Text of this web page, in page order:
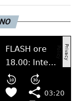
esserci.
NEWS